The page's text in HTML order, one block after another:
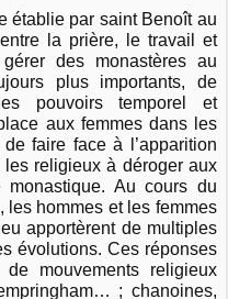
établie par saint Benoît au
la prière, le travail et
des monastères au
plus importants, de
pouvoirs temporel et
aux femmes dans les
faire face à l’apparition
les religieux à déroger aux
Au cours du
les hommes et les femmes
apportèrent de multiples
évolutions. Ces réponses
mouvements religieux
; chanoines,